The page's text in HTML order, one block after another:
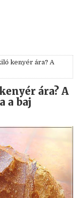
kenyér ára? A
ára? A
a baj